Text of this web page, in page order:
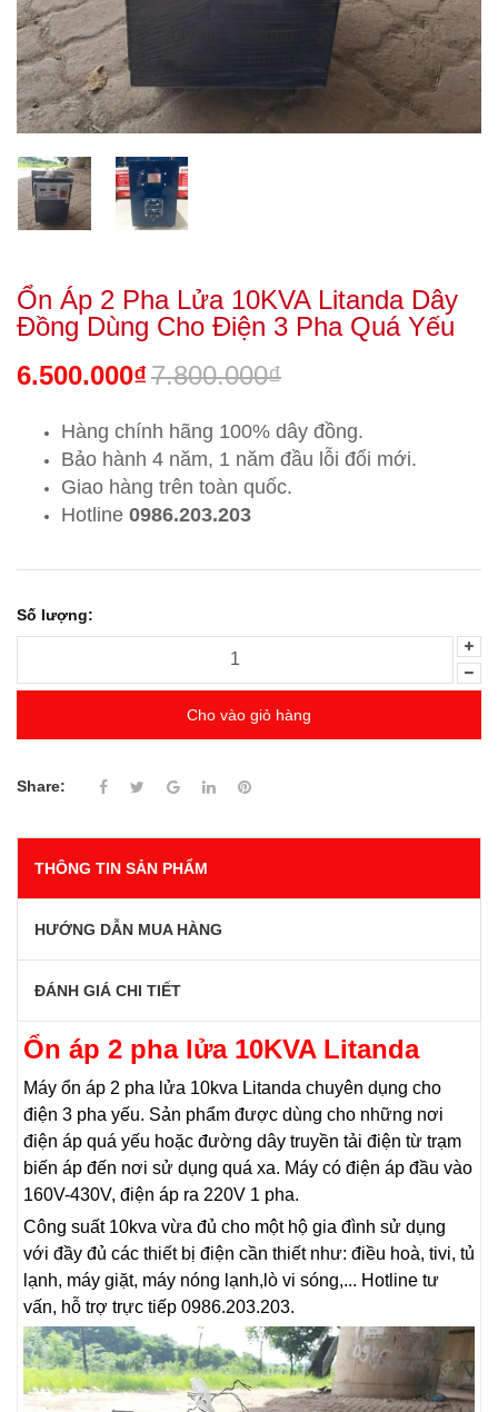
Ổn Áp 2 Pha Lửa 10KVA Litanda Dây
Đồng Dùng Cho Điện 3 Pha Quá Yếu
6.500.000₫7.800.000₫
Hàng chính hãng 100% dây đồng.
Bảo hành 4 năm, 1 năm đầu lỗi đổi mới.
Giao hàng trên toàn quốc.
Hotline 0986.203.203
Số lượng:
Cho vào giỏ hàng
Share:
THÔNG TIN SẢN PHẨM
HƯỚNG DẪN MUA HÀNG
ĐÁNH GIÁ CHI TIẾT
Ổn áp 2 pha lửa 10KVA Litanda
Máy ổn áp 2 pha lửa 10kva Litanda chuyên dụng cho
điện 3 pha yếu. Sản phẩm được dùng cho những nơi
điện áp quá yếu hoặc đường dây truyền tải điện từ trạm
biến áp đến nơi sử dụng quá xa. Máy có điện áp đầu vào
160V-430V, điện áp ra 220V 1 pha.
Công suất 10kva vừa đủ cho một hộ gia đình sử dụng
với đầy đủ các thiết bị điện cần thiết như: điều hoà, tivi, tủ
lạnh, máy giặt, máy nóng lạnh,lò vi sóng,... Hotline tư
vấn, hỗ trợ trực tiếp 0986.203.203.